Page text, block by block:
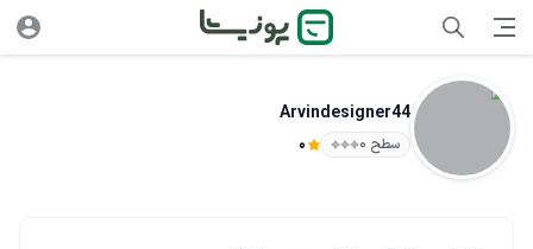
Arvindesigner44
سطح ۰ 0